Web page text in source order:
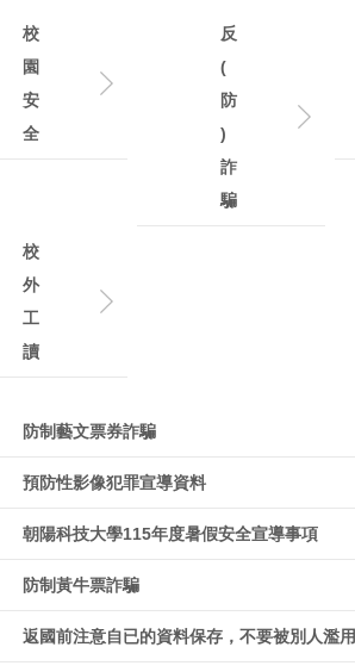
校
園
安
全
反
(
防
)
詐
騙
校
外
工
讀
防制藝文票券詐騙
預防性影像犯罪宣導資料
朝陽科技大學115年度暑假安全宣導事項
防制黃牛票詐騙
返國前注意自已的資料保存，不要被別人濫用